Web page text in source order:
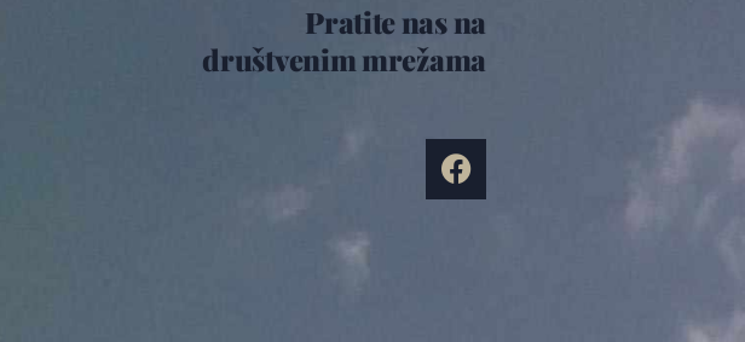
Pratite nas na
društvenim mrežama